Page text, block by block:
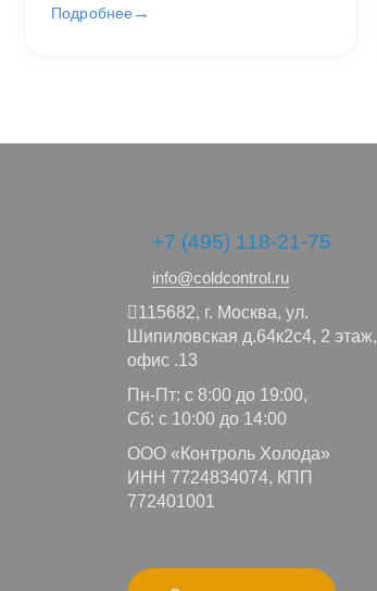
Подробнее
+7 (495) 118-21-75
info@coldcontrol.ru
115682, г. Москва, ул.
Шипиловская д.64к2с4, 2 этаж,
офис .13
Пн-Пт: с 8:00 до 19:00,
Сб: с 10:00 до 14:00
ООО «Контроль Холода»
ИНН 7724834074, КПП
772401001